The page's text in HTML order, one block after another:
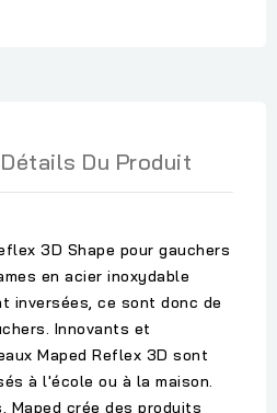
Détails Du Produit
3D Shape pour gauchers
en acier inoxydable
inversées, ce sont donc de
Innovants et
Maped Reflex 3D sont
à l'école ou à la maison.
Maped crée des produits